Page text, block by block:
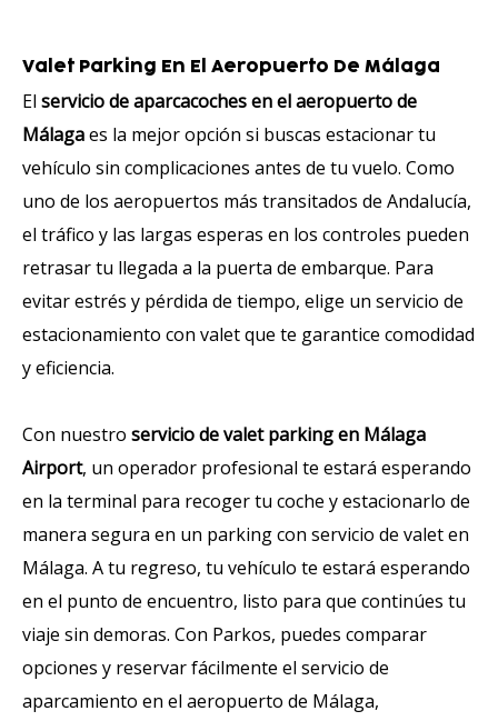
Valet Parking En El Aeropuerto De Málaga
El servicio de aparcacoches en el aeropuerto de
Málagaes la mejor opción si buscas estacionar tu
vehículo sin complicaciones antes de tu vuelo. Como
uno de los aeropuertos más transitados de Andalucía,
el tráfico y las largas esperas en los controles pueden
retrasar tu llegada a la puerta de embarque. Para
evitar estrés y pérdida de tiempo, elige un servicio de
estacionamiento con valet que te garantice comodidad
y eficiencia.
Con nuestro servicio de valet parking en Málaga
Airport, un operador profesional te estará esperando
en la terminal para recoger tu coche y estacionarlo de
manera segura en un parking con servicio de valet en
Málaga. A tu regreso, tu vehículo te estará esperando
en el punto de encuentro, listo para que continúes tu
viaje sin demoras. Con Parkos, puedes comparar
opciones y reservar fácilmente el servicio de
aparcamiento en el aeropuerto de Málaga,